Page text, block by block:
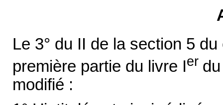
Le 3° du II de la section 5
première partie du livre Ier
modifié :